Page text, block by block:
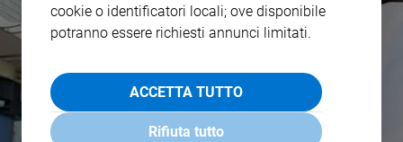
cookie o identificatori locali; ove disponibile
potranno essere richiesti annunci limitati.
ACCETTA TUTTO
Rifiuta tutto